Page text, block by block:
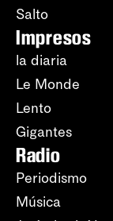
Salto
Impresos
la diaria
Le Monde
Lento
Gigantes
Radio
Periodismo
Música